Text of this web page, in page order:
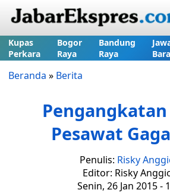
Kupas
Perkara
Bogor
Raya
Bandung
Raya
Beranda » Berita
Pengangkatan
Pesawat
Penulis: Risky
Editor: Risky
Senin, 26 Jan 2015 -